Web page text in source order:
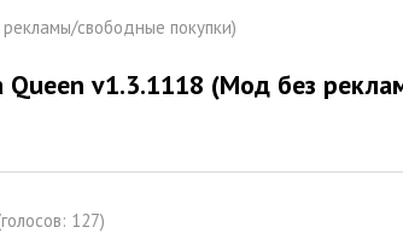
свободные покупки)
Queen v1.3.1118 (Мод без
127)